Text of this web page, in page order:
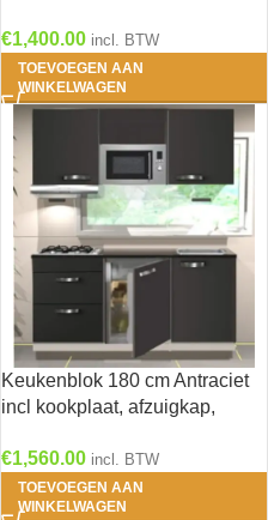
€1,400.00 incl. BTW
TOEVOEGEN AAN
WINKELWAGEN
Keukenblok 180 cm Antraciet
incl kookplaat, afzuigkap,
RAI-191
€1,560.00 incl. BTW
TOEVOEGEN AAN
WINKELWAGEN